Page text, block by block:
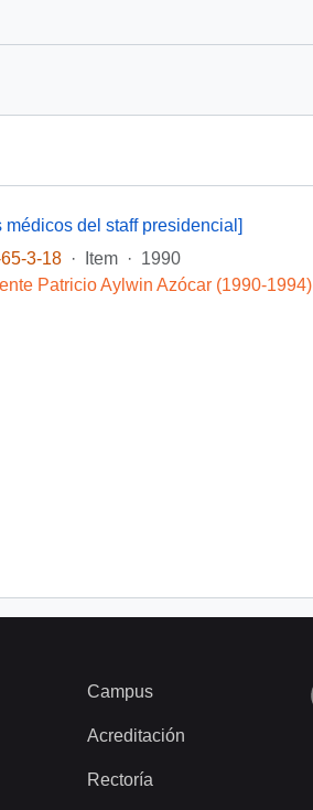
médicos del staff presidencial]
3-18
· Item · 1990
Patricio Aylwin Azócar (1990-1994)
Campus
Acreditación
Rectoría